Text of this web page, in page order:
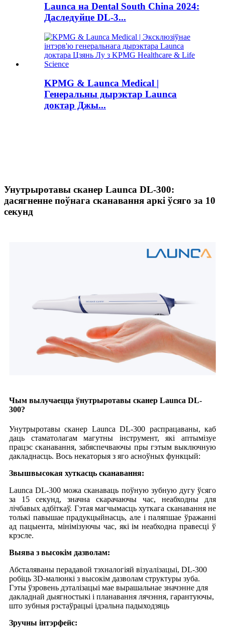
Launca на Dental South China 2024:
Даследуйце DL-3...
KPMG & Launca Medical |
Генеральны дырэктар Launca
доктар Джы...
Унутрыротавы сканер Launca DL-300:
дасягненне поўнага сканавання аркі ўсяго за 10
секунд
Чым вылучаецца ўнутрыротавы сканер Launca DL-
300?
Унутрыротавы сканер Launca DL-300 распрацаваны, каб
даць стаматолагам магутны інструмент, які аптымізуе
працэс сканавання, забяспечваючы пры гэтым выключную
дакладнасць. Вось некаторыя з яго асноўных функцый:
Звышвысокая хуткасць сканавання:
Launca DL-300 можа сканаваць поўную зубную дугу ўсяго
за 15 секунд, значна скарачаючы час, неабходны для
лічбавых адбіткаў. Гэтая магчымасць хуткага сканавання не
толькі павышае прадукцыйнасць, але і паляпшае ўражанні
ад пацыента, мінімізуючы час, які ім неабходна правесці ў
крэсле.
Выява з высокім дазволам:
Абсталяваны перадавой тэхналогіяй візуалізацыі, DL-300
робіць 3D-малюнкі з высокім дазволам структуры зуба.
Гэты ўзровень дэталізацыі мае вырашальнае значэнне для
дакладнай дыягностыкі і планавання лячэння, гарантуючы,
што зубныя рэстаўрацыі ідэальна падыходзяць
Зручны інтэрфейс: